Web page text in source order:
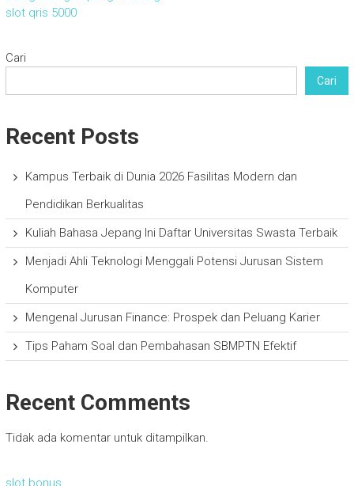
slot qris 5000
Cari
Cari
Recent Posts
Kampus Terbaik di Dunia 2026 Fasilitas Modern dan
Pendidikan Berkualitas
Kuliah Bahasa Jepang Ini Daftar Universitas Swasta Terbaik
Menjadi Ahli Teknologi Menggali Potensi Jurusan Sistem
Komputer
Mengenal Jurusan Finance: Prospek dan Peluang Karier
Tips Paham Soal dan Pembahasan SBMPTN Efektif
Recent Comments
Tidak ada komentar untuk ditampilkan.
slot bonus